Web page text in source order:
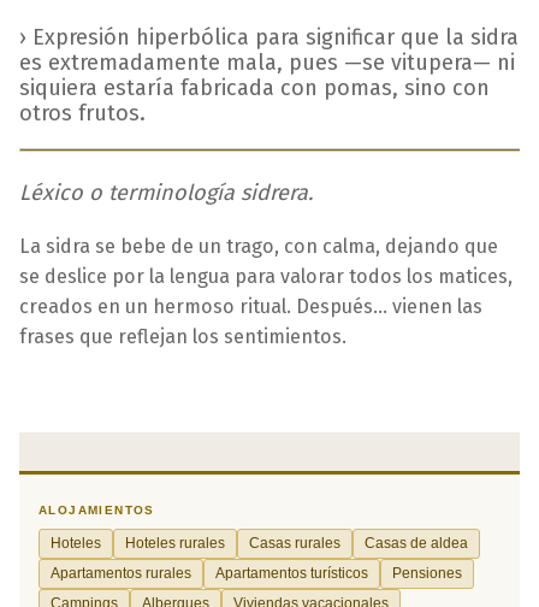
› Expresión hiperbólica para significar que la sidra
es extremadamente mala, pues —se vitupera— ni
siquiera estaría fabricada con pomas, sino con
otros frutos.
Léxico o terminología sidrera.
La sidra se bebe de un trago, con calma, dejando que
se deslice por la lengua para valorar todos los matices,
creados en un hermoso ritual. Después... vienen las
frases que reflejan los sentimientos.